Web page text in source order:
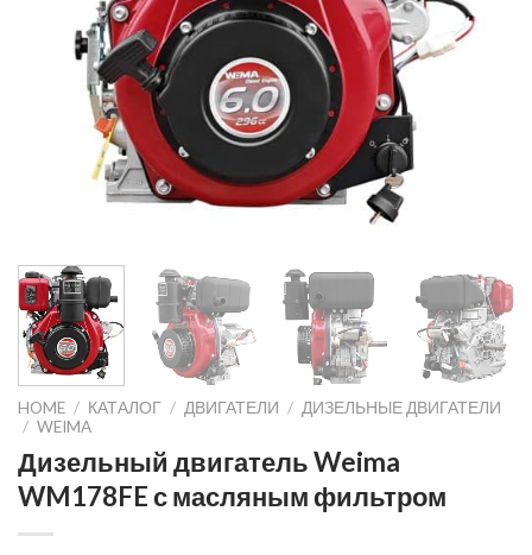
HOME / КАТАЛОГ / ДВИГАТЕЛИ / ДИЗЕЛЬНЫЕ ДВИГАТЕЛИ
/ WEIMA
Дизельный двигатель Weima
WM178FE с масляным фильтром